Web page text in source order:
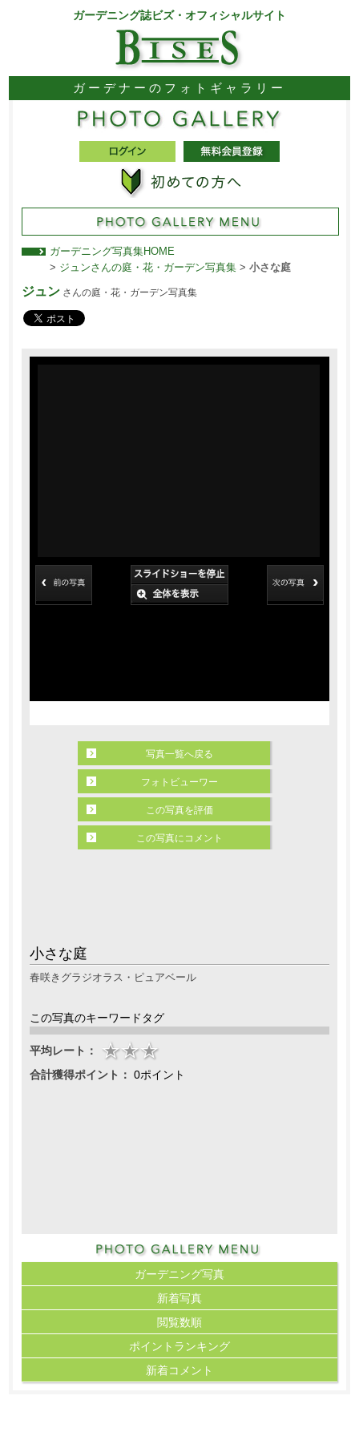
ガーデニング誌ビズ・オフィシャルサイト
ガーデナーのフォトギャラリー
ガーデニング写真集HOME
> ジュンさんの庭・花・ガーデン写真集> 小さな庭
ジュンさんの庭・花・ガーデン写真集
小さな庭
春咲きグラジオラス・ピュアベール
この写真のキーワードタグ
平均レート：
合計獲得ポイント： 0ポイント
写真一覧へ戻る
フォトビューワー
この写真を評価
この写真にコメント
ガーデニング写真
新着写真
閲覧数順
ポイント ランキング
新着コメント